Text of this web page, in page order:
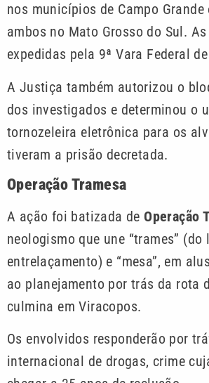
nos municípios de Campo Grande
ambos no Mato Grosso do Sul.
expedidas pela 9ª Vara Federal
A Justiça também autorizou o
dos investigados e determinou o
tornozeleira eletrônica para os
tiveram a prisão decretada.
Operação Tramesa
A ação foi batizada de Operação
neologismo que une “trames”
entrelaçamento) e “mesa”, em
ao planejamento por trás da rota
culmina em Viracopos.
Os envolvidos responderão por
internacional de drogas, crime